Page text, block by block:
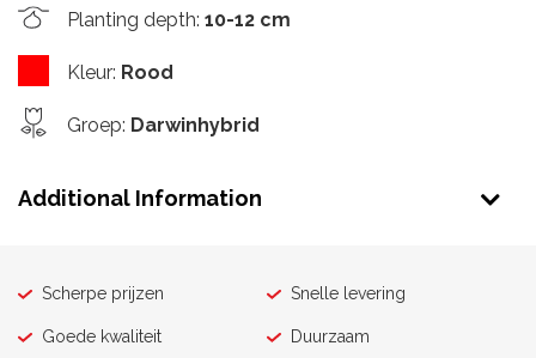
Planting depth: 10-12 cm
Kleur: Rood
Groep: Darwinhybrid
Additional Information
Scherpe prijzen Snelle levering
Goede kwaliteit Duurzaam